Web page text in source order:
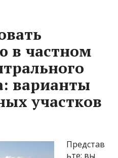
в частном
варианты
участков
Представ
ьте: вы